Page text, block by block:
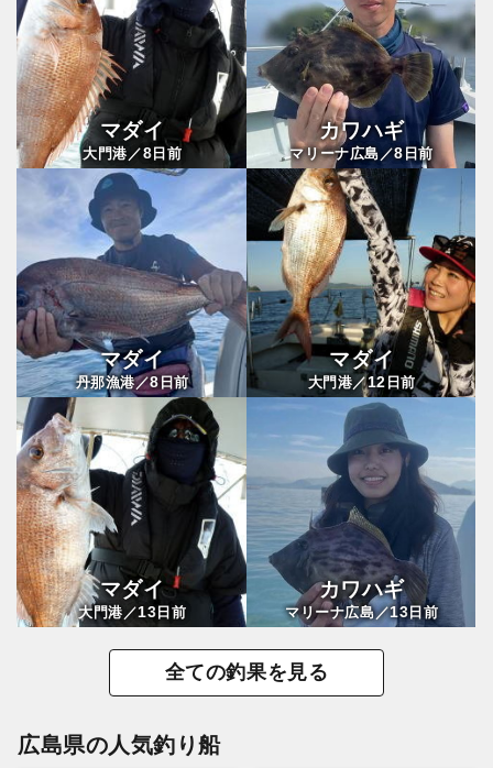
マダイ
大門港／8日前
カワハギ
マリーナ広島／8日前
マダイ
丹那漁港／8日前
マダイ
大門港／12 日前
マダイ
大門港／13日前
カワハギ
マリーナ広島／13日前
全ての釣果を見る
広島県の人気釣り船